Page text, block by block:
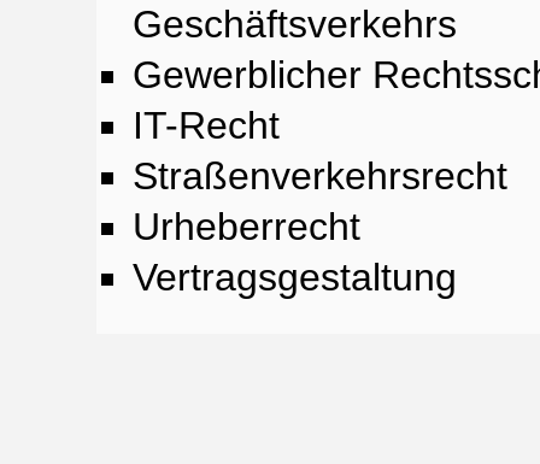
Geschäftsverkehrs
Gewerblicher
IT-Recht
Straßenverkehrsrecht
Urheberrecht
Vertragsgestaltung